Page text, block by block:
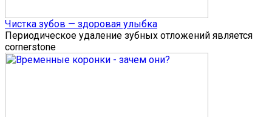
Чистка зубов — здоровая улыбка
Периодическое удаление зубных отложений является
cornerstone